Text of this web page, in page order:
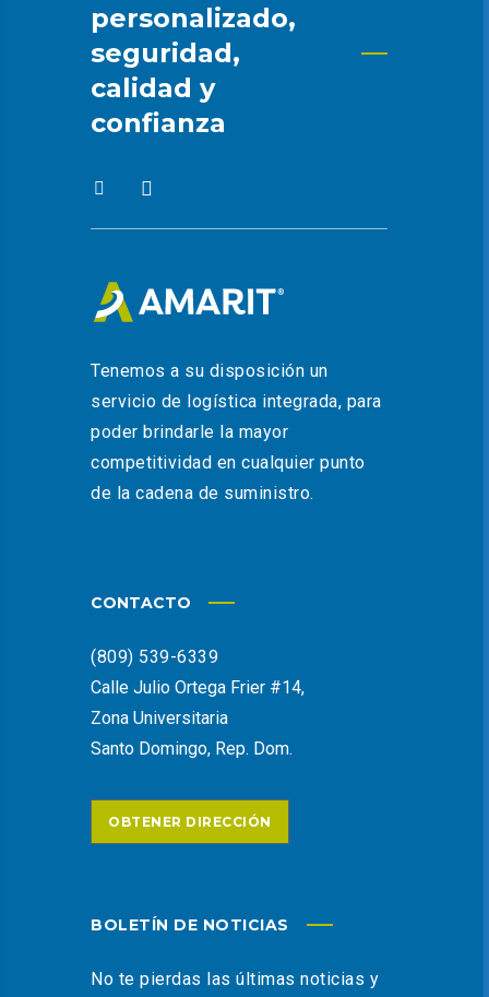
personalizado,
seguridad,
calidad y
confianza
Tenemos a su disposición un
servicio de logística integrada, para
poder brindarle la mayor
competitividad en cualquier punto
de la cadena de suministro.
CONTACTO
(809) 539-6339
Calle Julio Ortega Frier #14,
Zona Universitaria
Santo Domingo, Rep. Dom.
OBTENER DIRECCIÓN
BOLETÍN DE NOTICIAS
No te pierdas las últimas noticias y